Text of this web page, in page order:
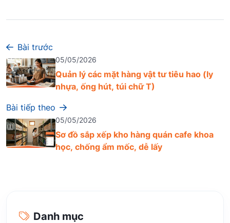
Bài trước
05/05/2026
Quản lý các mặt hàng vật tư tiêu hao (ly
nhựa, ống hút, túi chữ T)
Bài tiếp theo
05/05/2026
Sơ đồ sắp xếp kho hàng quán cafe khoa
học, chống ẩm mốc, dễ lấy
Danh mục